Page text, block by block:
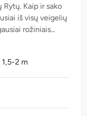
Kaip ir sako
iš visų veigelių
rožiniais...
2 m